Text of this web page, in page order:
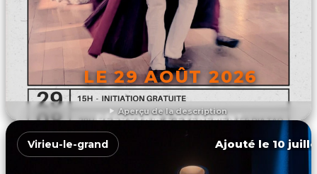
Aperçu de la description
LE 29 AOÛT 2026
DÉCOUVRIR L'ÉVÉNEMENT
Virieu-le-grand Ajouté le 10